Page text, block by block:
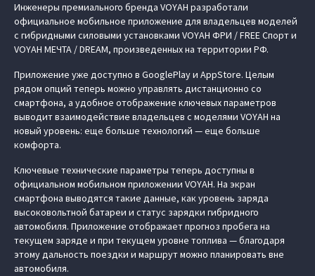
Инженеры премиального бренда VOYAH разработали
официальное мобильное приложение для владельцев моделей
с гибридными силовыми установками VOYAH ФРИ / FREE Спорт и
VOYAH МЕЧТА / DREAM, произведенных на территории РФ.
Приложение уже доступно в GooglePlay и AppStore. Целым
рядом опций теперь можно управлять дистанционно со
смартфона, а удобное отображение ключевых параметров
выводит взаимодействие владельцев с моделями VOYAH на
новый уровень: еще больше технологий — еще больше
комфорта.
Ключевые технические параметры теперь доступны в
официальном мобильном приложении VOYAH. На экран
смартфона выводятся такие данные, как уровень заряда
высоковольтной батареи и статус зарядки гибридного
автомобиля. Приложение отображает прогноз пробега на
текущем заряде и при текущем уровне топлива — благодаря
этому дальность поездки и маршрут можно планировать вне
автомобиля.